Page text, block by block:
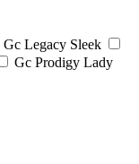
Gc Legacy Sleek
Gc Prodigy Lady